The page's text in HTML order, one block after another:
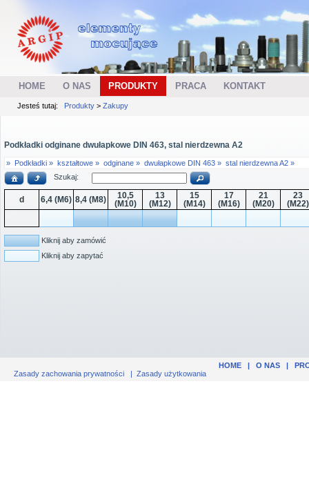
HOME O NAS PRODUKTY PRACA KONTAKT
Jesteś tutaj: Produkty > Zakupy
Podkładki odginane dwułapkowe DIN 463, stal nierdzewna A2
» Podkładki » kształtowe » odginane » dwułapkowe DIN 463 » stal nierdzewna A2 »
Szukaj:
d 6,4 (M6) 8,4 (M8)
10,5
(M10)
13
(M12)
15
(M14)
17
(M16)
21
(M20)
23
(M22)
Kliknij aby zamówić
Kliknij aby zapytać
HOME| O NAS|
Zasady zachowania prywatności | Zasady użytkowania